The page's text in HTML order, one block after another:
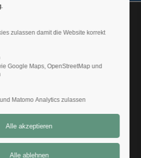
Zurück
.
zulassen damit die Website korrekt
Google Maps, OpenStreetMap und
Matomo Analytics zulassen